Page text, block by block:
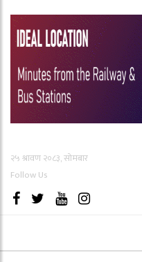
२५ श्रावण २०८३, सोमबार
Follow Us